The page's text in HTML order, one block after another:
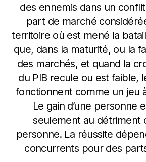
des ennemis dans un
part de marché
territoire où est mené la
que, dans la maturité, ou la
des marchés, et quand la
du PIB recule ou est faible,
fonctionnent comme un jeu
Le gain d’une personne
seulement au détriment
personne. La réussite
concurrents pour des